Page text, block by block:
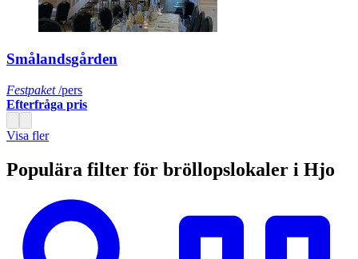
Smålandsgården
Festpaket/pers
Efterfråga pris
Visa fler
Populära filter för bröllopslokaler i Hjo